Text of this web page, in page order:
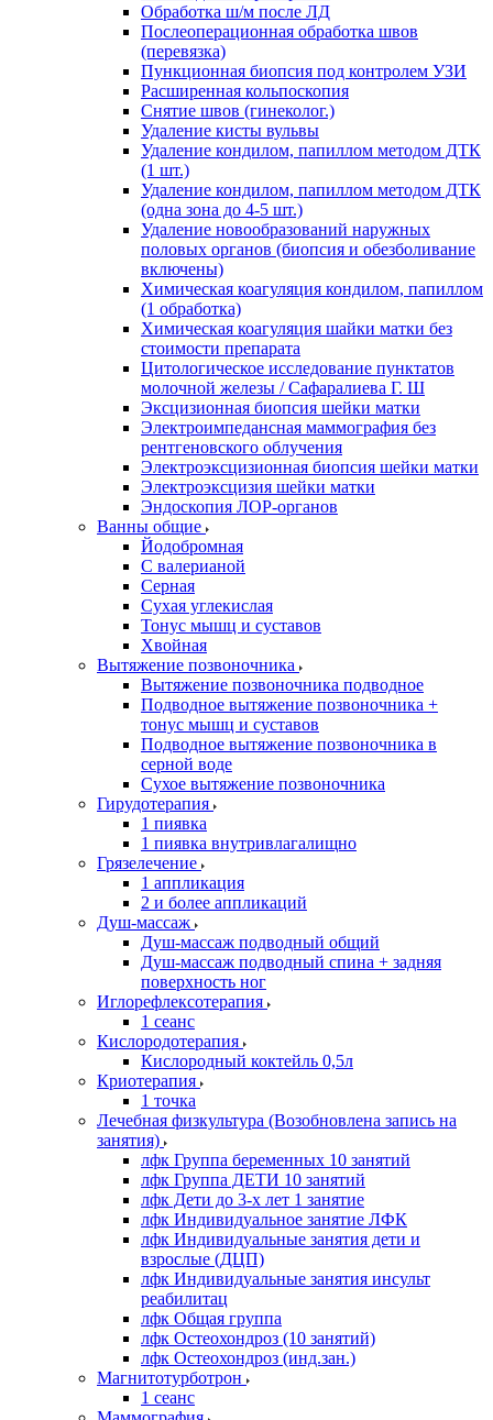
Обработка ш/м после ЛД
Послеоперационная обработка швов
(перевязка)
Пункционная биопсия под контролем УЗИ
Расширенная кольпоскопия
Снятие швов (гинеколог.)
Удаление кисты вульвы
Удаление кондилом, папиллом методом ДТК
(1 шт.)
Удаление кондилом, папиллом методом ДТК
(одна зона до 4-5 шт.)
Удаление новообразований наружных
половых органов (биопсия и обезболивание
включены)
Химическая коагуляция кондилом, папиллом
(1 обработка)
Химическая коагуляция шайки матки без
стоимости препарата
Цитологическое исследование пунктатов
молочной железы / Сафаралиева Г. Ш
Эксцизионная биопсия шейки матки
Электроимпедансная маммография без
рентгеновского облучения
Электроэксцизионная биопсия шейки матки
Электроэксцизия шейки матки
Эндоскопия ЛОР-органов
Ванны общие
Йодобромная
С валерианой
Серная
Сухая углекислая
Тонус мышц и суставов
Хвойная
Вытяжение позвоночника
Вытяжение позвоночника подводное
Подводное вытяжение позвоночника +
тонус мышц и суставов
Подводное вытяжение позвоночника в
серной воде
Сухое вытяжение позвоночника
Гирудотерапия
1 пиявка
1 пиявка внутривлагалищно
Грязелечение
1 аппликация
2 и более аппликаций
Душ-массаж
Душ-массаж подводный общий
Душ-массаж подводный спина + задняя
поверхность ног
Иглорефлексотерапия
1 сеанс
Кислородотерапия
Кислородный коктейль 0,5л
Криотерапия
1 точка
Лечебная физкультура (Возобновлена запись на
занятия)
лфк Группа беременных 10 занятий
лфк Группа ДЕТИ 10 занятий
лфк Дети до 3-х лет 1 занятие
лфк Индивидуальное занятие ЛФК
лфк Индивидуальные занятия дети и
взрослые (ДЦП)
лфк Индивидуальные занятия инсульт
реабилитац
лфк Общая группа
лфк Остеохондроз (10 занятий)
лфк Остеохондроз (инд.зан.)
Магнитотурботрон
1 сеанс